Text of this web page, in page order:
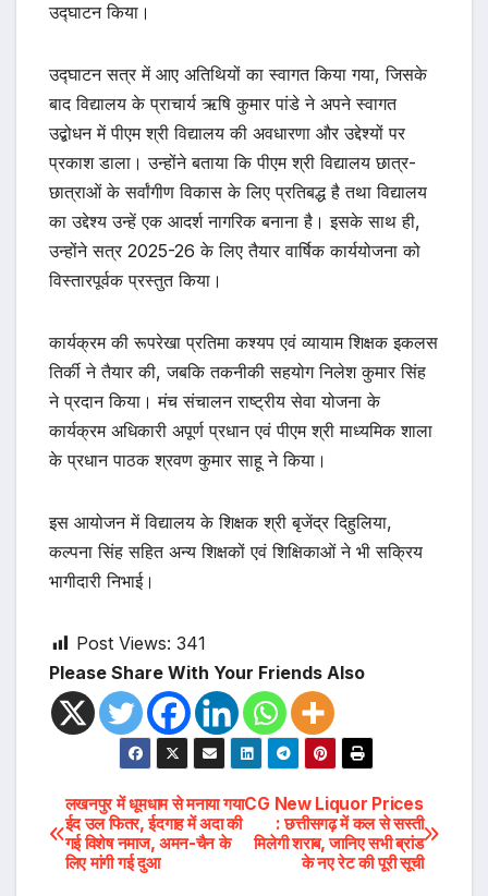
उद्घाटन किया।
उद्घाटन सत्र में आए अतिथियों का स्वागत किया गया, जिसके
बाद विद्यालय के प्राचार्य ऋषि कुमार पांडे ने अपने स्वागत
उद्बोधन में पीएम श्री विद्यालय की अवधारणा और उद्देश्यों पर
प्रकाश डाला। उन्होंने बताया कि पीएम श्री विद्यालय छात्र-
छात्राओं के सर्वांगीण विकास के लिए प्रतिबद्ध है तथा विद्यालय
का उद्देश्य उन्हें एक आदर्श नागरिक बनाना है। इसके साथ ही,
उन्होंने सत्र 2025-26 के लिए तैयार वार्षिक कार्ययोजना को
विस्तारपूर्वक प्रस्तुत किया।
कार्यक्रम की रूपरेखा प्रतिमा कश्यप एवं व्यायाम शिक्षक इकलस
तिर्की ने तैयार की, जबकि तकनीकी सहयोग निलेश कुमार सिंह
ने प्रदान किया। मंच संचालन राष्ट्रीय सेवा योजना के
कार्यक्रम अधिकारी अपूर्ण प्रधान एवं पीएम श्री माध्यमिक शाला
के प्रधान पाठक श्रवण कुमार साहू ने किया।
इस आयोजन में विद्यालय के शिक्षक श्री बृजेंद्र दिहुलिया,
कल्पना सिंह सहित अन्य शिक्षकों एवं शिक्षिकाओं ने भी सक्रिय
भागीदारी निभाई।
Post Views: 341
Please Share With Your Friends Also
Post
navigation
CG New Liquor Prices
: छत्तीसगढ़ में कल से सस्ती
मिलेगी शराब, जानिए सभी ब्रांड
के नए रेट की पूरी सूची
लखनपुर में धूमधाम से मनाया गया
ईद उल फितर, ईदगाह में अदा की
गई विशेष नमाज, अमन-चैन के
लिए मांगी गई दुआ